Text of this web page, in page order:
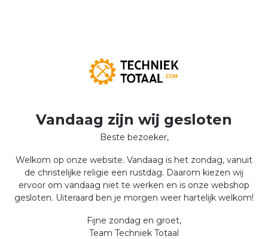
Vandaag zijn wij gesloten
Beste bezoeker,
Welkom op onze website. Vandaag is het zondag, vanuit
de christelijke religie een rustdag. Daarom kiezen wij
ervoor om vandaag niet te werken en is onze webshop
gesloten. Uiteraard ben je morgen weer hartelijk welkom!
Fijne zondag en groet,
Team Techniek Totaal